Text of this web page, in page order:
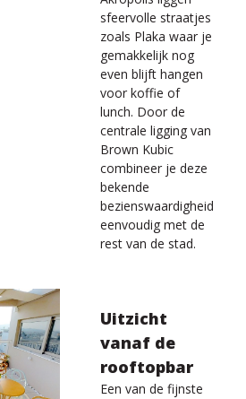
sfeervolle straatjes
zoals Plaka waar je
gemakkelijk nog
even blijft hangen
voor koffie of
lunch. Door de
centrale ligging van
Brown Kubic
combineer je deze
bekende
bezienswaardigheid
eenvoudig met de
rest van de stad.
Uitzicht
vanaf de
rooftopbar
Een van de fijnste